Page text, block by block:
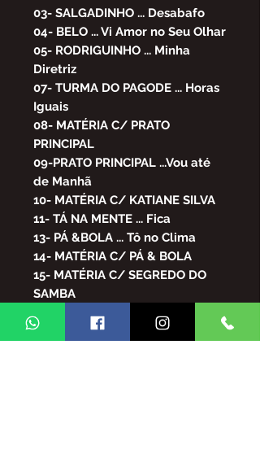
03- SALGADINHO ... Desabafo
04- BELO ... Vi Amor no Seu Olhar
05- RODRIGUINHO ... Minha
Diretriz
07- TURMA DO PAGODE ... Horas
Iguais
08- MATÉRIA C/ PRATO
PRINCIPAL
09-PRATO PRINCIPAL ...Vou até
de Manhã
10- MATÉRIA C/ KATIANE SILVA
11- TÁ NA MENTE ... Fica
13- PÁ &BOLA ... Tô no Clima
14- MATÉRIA C/ PÁ & BOLA
15- MATÉRIA C/ SEGREDO DO
SAMBA
16- SEGREDO DO SAMBA ... Vou
Curtir